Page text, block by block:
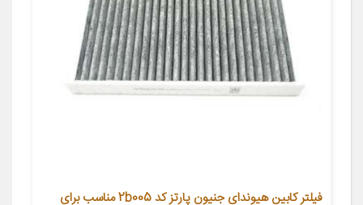
فیلتر کابین هیوندای جنیون پارتز کد 2b005 مناسب برای